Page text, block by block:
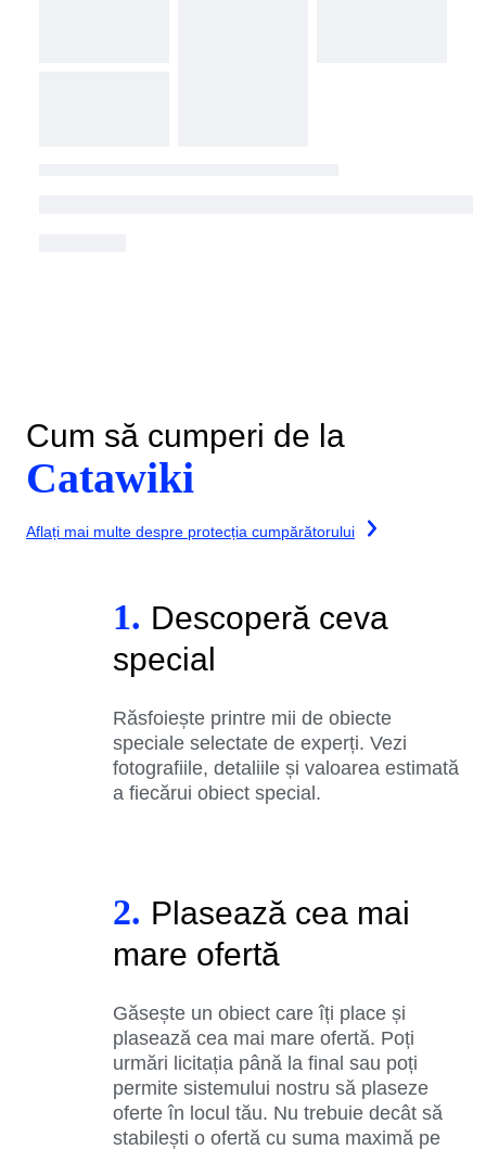
Cum să cumperi de la
Catawiki
Aflați mai multe despre protecția cumpărătorului
1. Descoperă ceva
special
Răsfoiește printre mii de obiecte
speciale selectate de experți. Vezi
fotografiile, detaliile și valoarea estimată
a fiecărui obiect special.
2. Plasează cea mai
mare ofertă
Găsește un obiect care îți place și
plasează cea mai mare ofertă. Poți
urmări licitația până la final sau poți
permite sistemului nostru să plaseze
oferte în locul tău. Nu trebuie decât să
stabilești o ofertă cu suma maximă pe